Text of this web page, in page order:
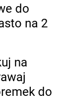
do
na 2
na
do